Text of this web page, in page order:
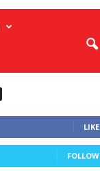
LIKE
FOLLOW